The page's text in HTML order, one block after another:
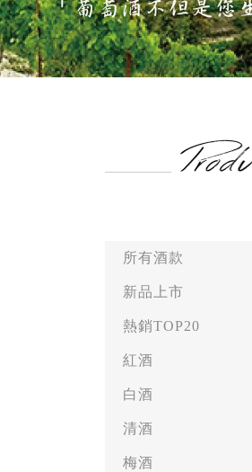
所有酒款
新品上市
熱銷TOP20
紅酒
白酒
清酒
梅酒